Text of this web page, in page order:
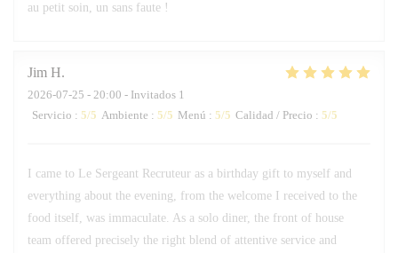
au petit soin, un sans faute !
Jim H
2026-07-25 - 20:00 - Invitados 1
Servicio : 5/5 Ambiente : 5/5 Menú : 5/5 Calidad / Precio : 5/5
I came to Le Sergeant Recruteur as a birthday gift to myself and
everything about the evening, from the welcome I received to the
food itself, was immaculate. As a solo diner, the front of house
team offered precisely the right blend of attentive service and